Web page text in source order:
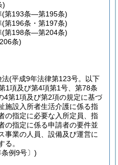
)
(第193条―第195条)
(第196条・第197条)
(第198条―第204条)
条)
法(平成9年法律第123号。以下
1項及び第4項第1号、第78条
4第1項及び第2項の規定に基づ
施設入所者生活介護に係る指
の指定に必要な入所定員、指
の指定に係る申請者の要件並
事業の人員、設備及び運営に
る。
例9号〕)